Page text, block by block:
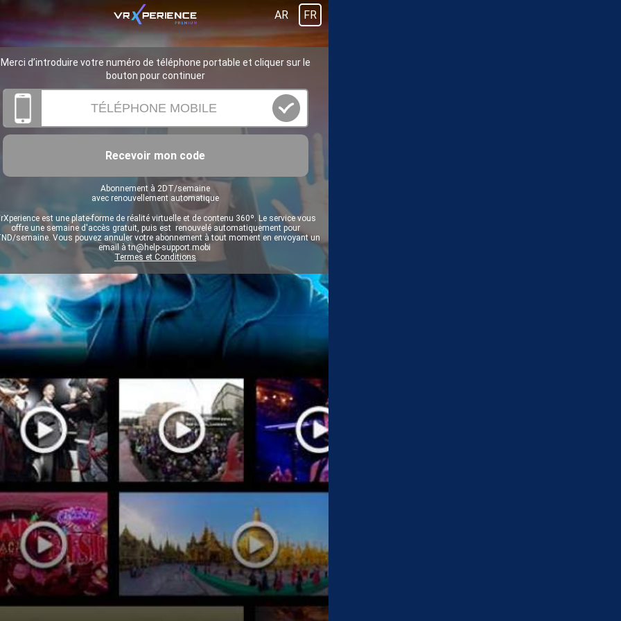
AR FR
Merci d’introduire votre numéro de téléphone portable et cliquer sur le
bouton pour continuer
Recevoir mon code
Abonnement à 2DT/semaine
avec renouvellement automatique
est une plate-forme de réalité virtuelle et de contenu 360º. Le service vous
offre une semaine d'accès gratuit, puis est renouvelé automatiquement pour
semaine. Vous pouvez annuler votre abonnement à tout moment en envoyant un
email àtn@help-support.mobi
Termes et Conditions